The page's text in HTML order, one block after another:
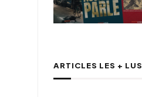
ARTICLES LES + LUS